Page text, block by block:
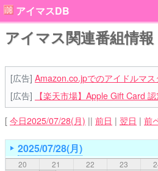
アイマスDB
アイマス関連番組情報
[広告] Amazon.co.jpでのアイドルマ
[広告]
【楽天市場】Apple Gift Card
[ 今日2025/07/28(月) || 前日 | 翌日 | 前
2025/07/28(月)
20 21 22 23